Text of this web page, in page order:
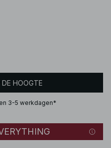
HOOGTE
3-5 werkdagen*